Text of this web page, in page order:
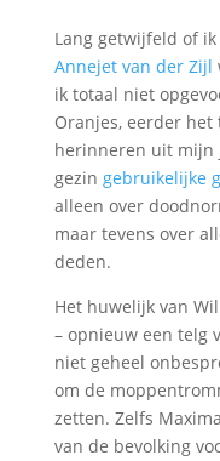
Lang getwijfeld of
Annejet van der Zijl
ik totaal niet
Oranjes, eerder het
herinneren uit mijn
gezin gebruikelijke
alleen over
maar tevens over
deden.
Het huwelijk van
– opnieuw een telg
niet geheel
om de
zetten. Zelfs
van de bevolking